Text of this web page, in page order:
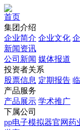
首页
集团介绍
企业简介 企业文化
新闻资讯
公司新闻 媒体报道
投资者关系
股票信息 定期报告
产品服务
产品展示 学术推广
下属公司
pp电子模拟器官网药